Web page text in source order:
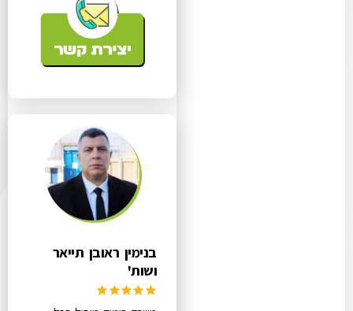
בנימין ראובן תייאר
ושות'